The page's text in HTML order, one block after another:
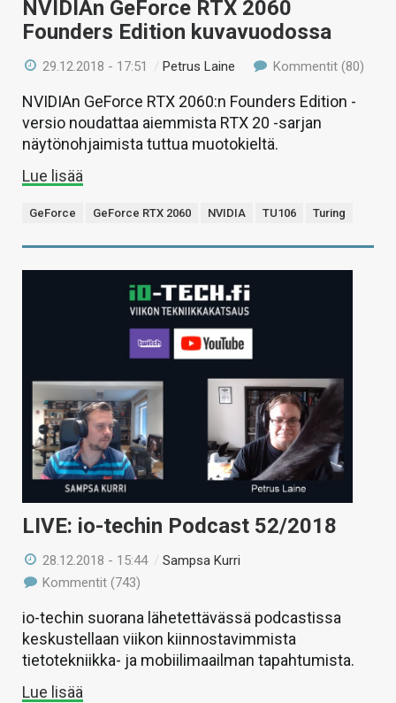
NVIDIAn GeForce RTX 2060
Founders Edition kuvavuodossa
29.12.2018 - 17:51 /Petrus Laine Kommentit (80)
NVIDIAn GeForce RTX 2060:n Founders Edition -
versio noudattaa aiemmista RTX 20 -sarjan
näytönohjaimista tuttua muotokieltä.
Lue lisää
GeForce GeForce RTX 2060 NVIDIA TU106 Turing
LIVE: io-techin Podcast 52/2018
28.12.2018 - 15:44 /Sampsa Kurri
Kommentit (743)
io-techin suorana lähetettävässä podcastissa
keskustellaan viikon kiinnostavimmista
tietotekniikka- ja mobiilimaailman tapahtumista.
Lue lisää